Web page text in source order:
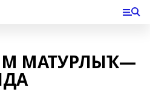
МАТУРЛЫҠ—